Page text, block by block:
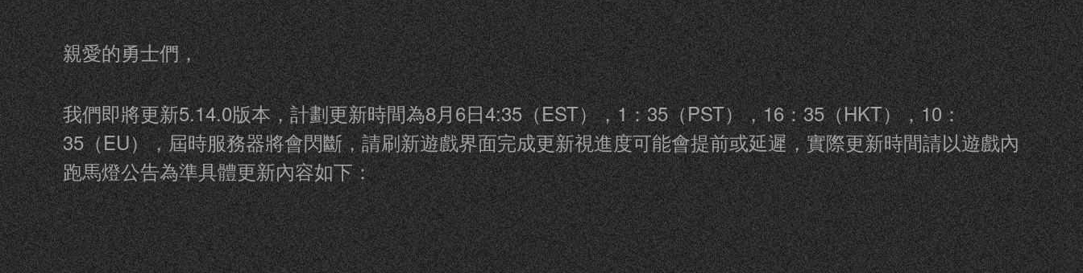
親愛的勇士們，
我們即將更新5.14.0版本，計劃更新時間為8月6日4:35（EST），1：35（PST），16：35（HKT），10：
35（EU），屆時服務器將會閃斷，請刷新遊戲界面完成更新視進度可能會提前或延遲，實際更新時間請以遊戲內
跑馬燈公告為準具體更新內容如下：